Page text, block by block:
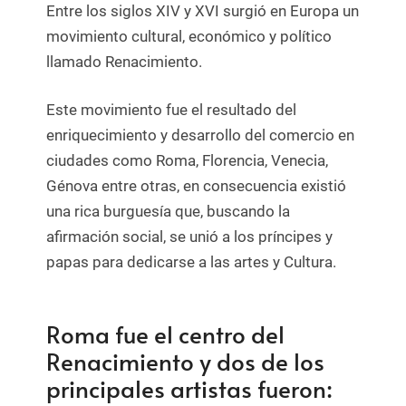
Entre los siglos XIV y XVI surgió en Europa un
movimiento cultural, económico y político
llamado Renacimiento.
Este movimiento fue el resultado del
enriquecimiento y desarrollo del comercio en
ciudades como Roma, Florencia, Venecia,
Génova entre otras, en consecuencia existió
una rica burguesía que, buscando la
afirmación social, se unió a los príncipes y
papas para dedicarse a las artes y Cultura.
Roma fue el centro del
Renacimiento y dos de los
principales artistas fueron: